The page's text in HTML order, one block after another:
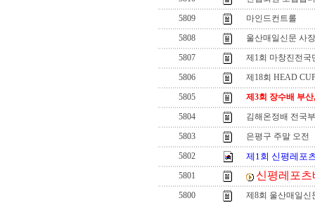
5809
마인드컨트롤
5808
울산매일신문 사
5807
제1회 마창진전국
5806
제18회 HEAD
5805
제3회 장수배 부
5804
김해온정배 전국
5803
은평구 주말 오전
5802
제1회 신평레포
5801 신평레포
5800
제8회 울산매일신